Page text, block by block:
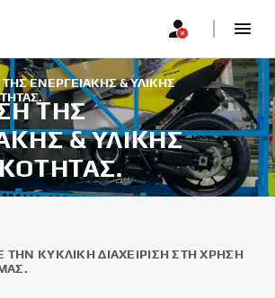
ΕΝΕΡΓΕΙΑΚΉΣ & ΥΛΙΚΉΣ
ΤΗΣ
& ΥΛΙΚΉΣ
ΚΥΚΛΙΚΉ ΔΙΑΧΕΊΡΙΣΗ ΣΤΗ ΧΡΉΣΗ